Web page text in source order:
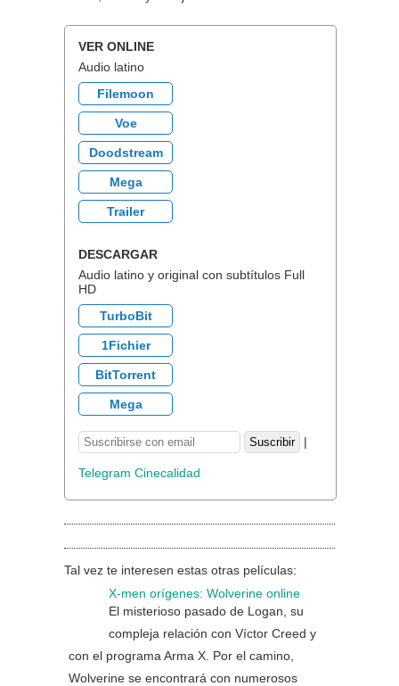
VER ONLINE
Audio latino
Filemoon
Voe
Doodstream
Mega
Trailer
DESCARGAR
Audio latino y original con subtítulos Full
HD
TurboBit
1Fichier
BitTorrent
Mega
|
Telegram Cinecalidad
Tal vez te interesen estas otras películas:
X-men orígenes: Wolverine online
El misterioso pasado de Logan, su
compleja relación con Víctor Creed y
con el programa Arma X. Por el camino,
Wolverine se encontrará con numerosos